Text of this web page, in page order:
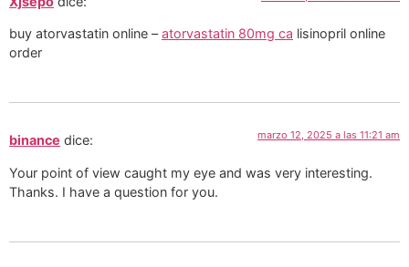
buy atorvastatin online –atorvastatin 80mg ca lisinopril online
order
binance dice: marzo 12, 2025 a las 11:21 am
Your point of view caught my eye and was very interesting.
Thanks. I have a question for you.